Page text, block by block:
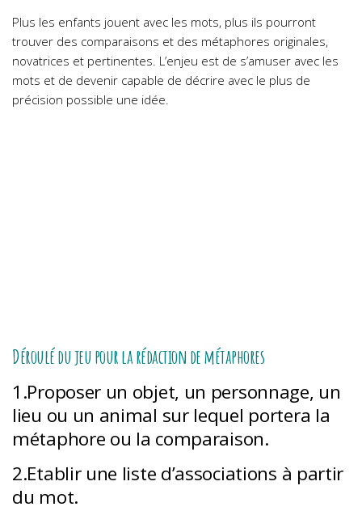
Plus les enfants jouent avec les mots, plus ils pourront
trouver des comparaisons et des métaphores originales,
novatrices et pertinentes. L’enjeu est de s’amuser avec les
mots et de devenir capable de décrire avec le plus de
précision possible une idée.
Déroulé du jeu pour la rédaction de métaphores
1.Proposer un objet, un personnage, un
lieu ou un animal sur lequel portera la
métaphore ou la comparaison.
2.Etablir une liste d’associations à partir
du mot.